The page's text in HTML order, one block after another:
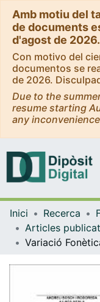
Amb motiu del
de documents
d'agost de
Con motivo del
documentos se
de 2026.
Due to the
resume starting
any
Inici Recerca